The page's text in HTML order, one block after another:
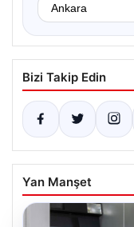
Bizi Takip Edin
Yan Manşet